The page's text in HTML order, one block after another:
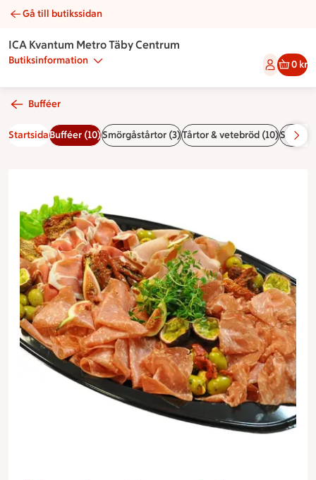
Charkbricka italiensk | Catering ICA Kvantum Metro Täby
Gå till butikssidan
ICA Kvantum Metro Täby Centrum
Butiksinformation 0 kr
Bufféer
StartsidaBufféer (10)Smörgåstårtor (3)Tårtor & vetebröd (10)